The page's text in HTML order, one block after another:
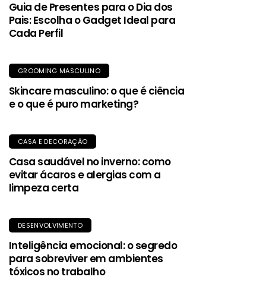
Guia de Presentes para o Dia dos
Pais: Escolha o Gadget Ideal para
Cada Perfil
GROOMING MASCULINO
Skincare masculino: o que é ciência
e o que é puro marketing?
CASA E DECORAÇÃO
Casa saudável no inverno: como
evitar ácaros e alergias com a
limpeza certa
DESENVOLVIMENTO
Inteligência emocional: o segredo
para sobreviver em ambientes
tóxicos no trabalho